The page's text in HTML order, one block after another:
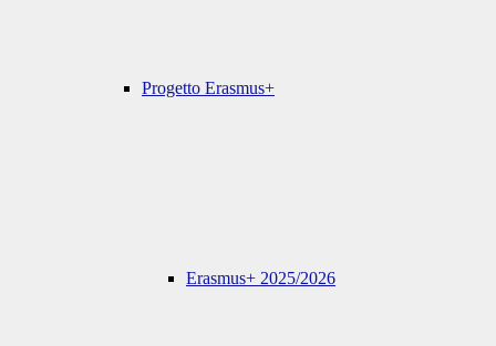
Progetto Erasmus+
Erasmus+ 2025/2026